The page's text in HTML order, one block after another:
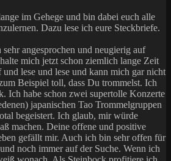
im Gehege und bin dabei euch alle
Dazu lese ich eure Steckbriefe.
angesprochen und neugierig auf
mich jetzt schon ziemlich lange Zeit
lese und lese und kann mich gar nicht
Beispiel toll, dass Du trommelst. Ich
Ich habe schon zwei supertolle Konzerte
japanischen Tao Trommelgruppen
begeistert. Ich glaub, mir würde
machen. Deine offene und positive
gefällt mir. Auch ich bin sehr offen für
noch immer auf der Suche. Wenn ich